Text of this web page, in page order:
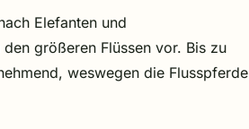
Elefanten und
größeren Flüssen vor. Bis zu
weswegen die Flusspferde